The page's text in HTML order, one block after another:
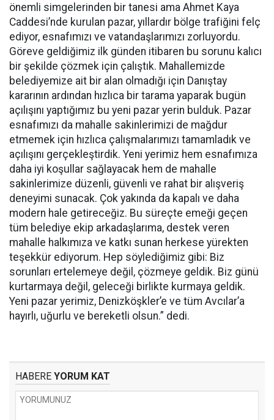
önemli simgelerinden bir tanesi ama Ahmet Kaya
Caddesi’nde kurulan pazar, yıllardır bölge trafiğini felç
ediyor, esnafımızı ve vatandaşlarımızı zorluyordu.
Göreve geldiğimiz ilk günden itibaren bu sorunu kalıcı
bir şekilde çözmek için çalıştık. Mahallemizde
belediyemize ait bir alan olmadığı için Danıştay
kararının ardından hızlıca bir tarama yaparak bugün
açılışını yaptığımız bu yeni pazar yerin bulduk. Pazar
esnafımızı da mahalle sakinlerimizi de mağdur
etmemek için hızlıca çalışmalarımızı tamamladık ve
açılışını gerçekleştirdik. Yeni yerimiz hem esnafımıza
daha iyi koşullar sağlayacak hem de mahalle
sakinlerimize düzenli, güvenli ve rahat bir alışveriş
deneyimi sunacak. Çok yakında da kapalı ve daha
modern hale getireceğiz. Bu süreçte emeği geçen
tüm belediye ekip arkadaşlarıma, destek veren
mahalle halkımıza ve katkı sunan herkese yürekten
teşekkür ediyorum. Hep söylediğimiz gibi: Biz
sorunları ertelemeye değil, çözmeye geldik. Biz günü
kurtarmaya değil, geleceği birlikte kurmaya geldik.
Yeni pazar yerimiz, Denizköşkler’e ve tüm Avcılar’a
hayırlı, uğurlu ve bereketli olsun.” dedi.
HABERE YORUM KAT